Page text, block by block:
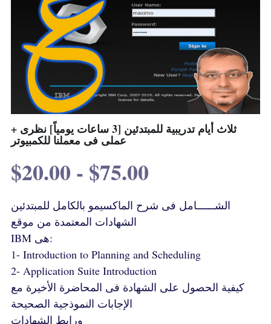
ثلاث أيام تدريبية للمبتدئين [3 ساعات يومياً] نظرى +
عملى فى معملنا للكمبيوتر
$20.00 - $75.00
الشــــــامل فى شرح الماكسيمو بالكامل للمبتدئين
الشهادات المعتمدة من موقع
IBM هى:
1- Introduction to Planning and Scheduling
2- Application Suite Introduction
كيفية الحصول على الشهادة فى المحاضرة الأخيرة مع
الإجابات النموذجية الصحيحة
ورابط الشهادات